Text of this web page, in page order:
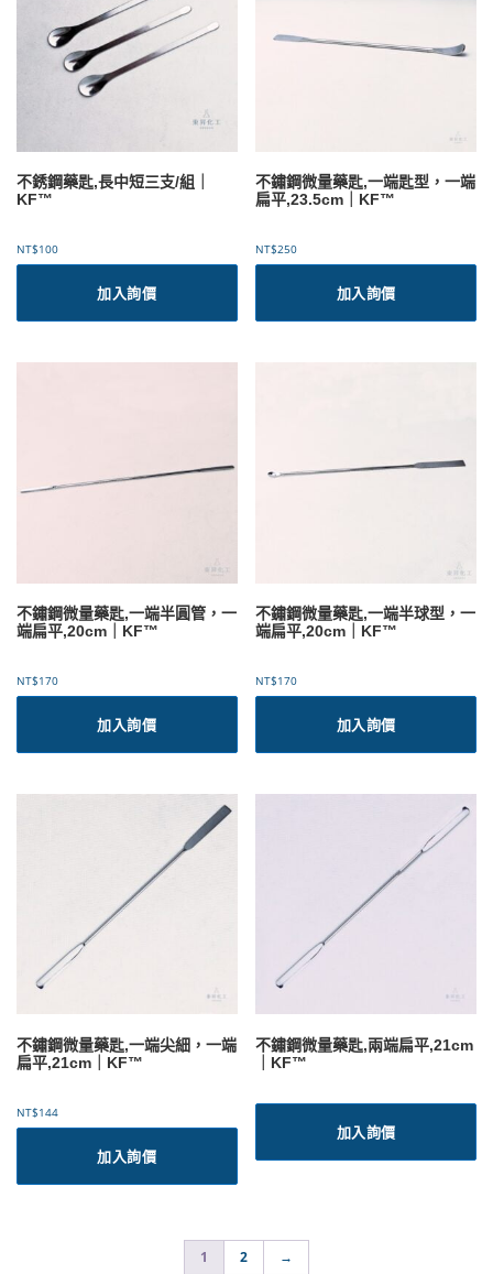
T
不銹鋼藥匙,長中短三支/組｜
KF™
NT$100
加入詢價
不鏽鋼微量藥匙,一端匙型，一端
扁平,23.5cm｜KF™
NT$250
加入詢價
不鏽鋼微量藥匙,一端半圓管，一
端扁平,20cm｜KF™
NT$170
加入詢價
不鏽鋼微量藥匙,一端半球型，一
端扁平,20cm｜KF™
NT$170
加入詢價
不鏽鋼微量藥匙,一端尖細，一端
扁平,21cm｜KF™
NT$144
加入詢價
不鏽鋼微量藥匙,兩端扁平,21cm
｜KF™
加入詢價
1 2 →